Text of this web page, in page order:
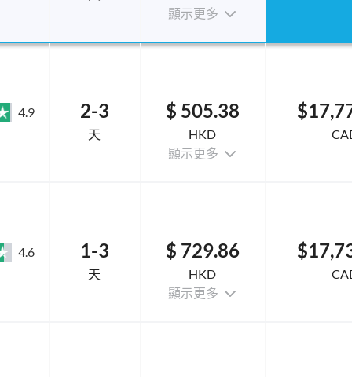
顯示更多
4.9 2-3
天
$ 505.38
HKD
顯示更多
4.6 1-3
天
$ 729.86
HKD
顯示更多